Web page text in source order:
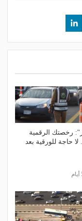
رخصتك الرقمية
لا حاجة للورقية بعد